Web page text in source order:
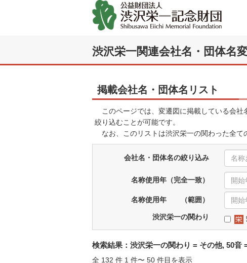
渋沢栄一関連会社名・団体名
掲載会社名・団体名リスト
このページでは、変遷図に掲載している会社
絞り込むことが可能です。
なお、このリストは渋沢栄一の関わった全て
会社名・団体名の絞り込み
名称使用年（完全一致）
名称使用年 （範囲）
渋沢栄一の関わり
検索結果：渋沢栄一の関わり = その他, 50音
全 132 件 1 件〜 50 件目を表示